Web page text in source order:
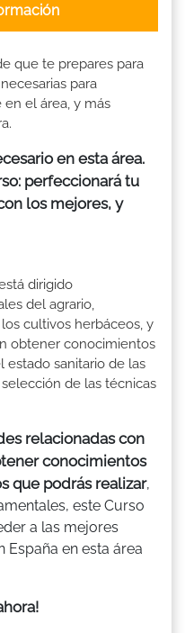
que te prepares para
para
el área, y más
en esta área.
perfeccionará tu
los mejores, y
dirigido
del agrario,
cultivos herbáceos, y
obtener conocimientos
estado sanitario de las
de las técnicas
relacionadas con
conocimientos
que podrás realizar,
este Curso
a las mejores
en esta área